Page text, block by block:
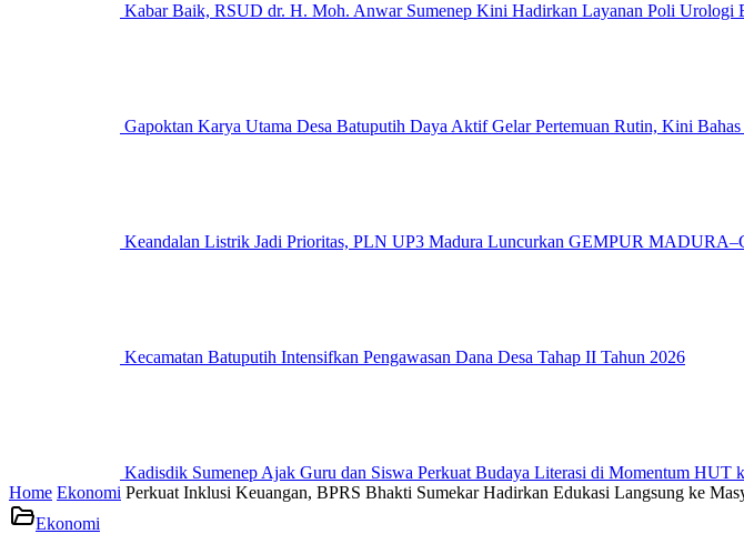
Kabar Baik, RSUD dr. H. Moh. Anwar Sumenep Kini Hadirkan Layanan Poli Urologi
Gapoktan Karya Utama Desa Batuputih Daya Aktif Gelar Pertemuan Rutin, Kini
Keandalan Listrik Jadi Prioritas, PLN UP3 Madura Luncurkan GEMPUR
Kecamatan Batuputih Intensifkan Pengawasan Dana Desa Tahap II Tahun 2026
Kadisdik Sumenep Ajak Guru dan Siswa Perkuat Budaya Literasi di Momentum HUT
Home Ekonomi Perkuat Inklusi Keuangan, BPRS Bhakti Sumekar Hadirkan Edukasi Langsung ke
Ekonomi